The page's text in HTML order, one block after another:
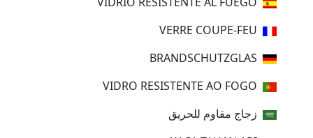
زجاج مقاوم للحريق